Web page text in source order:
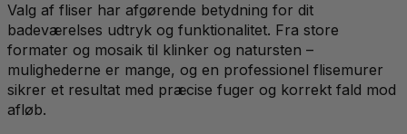
Valg af fliser har afgørende betydning for dit
badeværelses udtryk og funktionalitet. Fra store
formater og mosaik til klinker og natursten –
mulighederne er mange, og en professionel flisemurer
sikrer et resultat med præcise fuger og korrekt fald mod
afløb.